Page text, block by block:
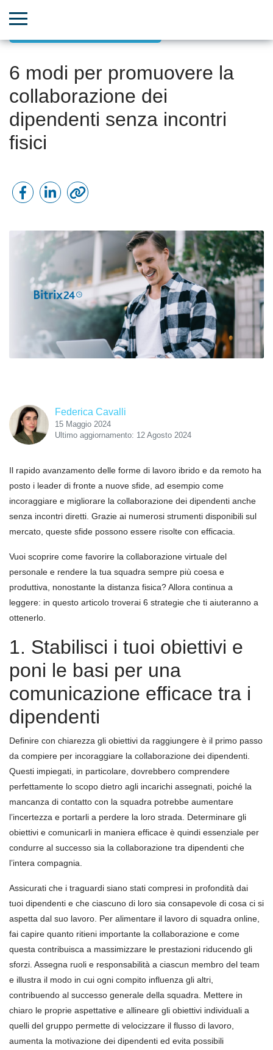
6 modi per promuovere la
collaborazione dei
dipendenti senza incontri
fisici
Federica Cavalli
15 Maggio 2024
Ultimo aggiornamento: 12 Agosto 2024
Il rapido avanzamento delle forme di lavoro ibrido e da remoto ha
posto i leader di fronte a nuove sfide, ad esempio come
incoraggiare e migliorare la collaborazione dei dipendenti anche
senza incontri diretti. Grazie ai numerosi strumenti disponibili sul
mercato, queste sfide possono essere risolte con efficacia.
Vuoi scoprire come favorire la collaborazione virtuale del
personale e rendere la tua squadra sempre più coesa e
produttiva, nonostante la distanza fisica? Allora continua a
leggere: in questo articolo troverai 6 strategie che ti aiuteranno a
ottenerlo.
1. Stabilisci i tuoi obiettivi e
poni le basi per una
comunicazione efficace tra i
dipendenti
Definire con chiarezza gli obiettivi da raggiungere è il primo passo
da compiere per incoraggiare la collaborazione dei dipendenti.
Questi impiegati, in particolare, dovrebbero comprendere
perfettamente lo scopo dietro agli incarichi assegnati, poiché la
mancanza di contatto con la squadra potrebbe aumentare
l’incertezza e portarli a perdere la loro strada. Determinare gli
obiettivi e comunicarli in maniera efficace è quindi essenziale per
condurre al successo sia la collaborazione tra dipendenti che
l’intera compagnia.
Assicurati che i traguardi siano stati compresi in profondità dai
tuoi dipendenti e che ciascuno di loro sia consapevole di cosa ci si
aspetta dal suo lavoro. Per alimentare il lavoro di squadra online,
fai capire quanto ritieni importante la collaborazione e come
questa contribuisca a massimizzare le prestazioni riducendo gli
sforzi. Assegna ruoli e responsabilità a ciascun membro del team
e illustra il modo in cui ogni compito influenza gli altri,
contribuendo al successo generale della squadra. Mettere in
chiaro le proprie aspettative e allineare gli obiettivi individuali a
quelli del gruppo permette di velocizzare il flusso di lavoro,
aumenta la motivazione dei dipendenti ed evita possibili